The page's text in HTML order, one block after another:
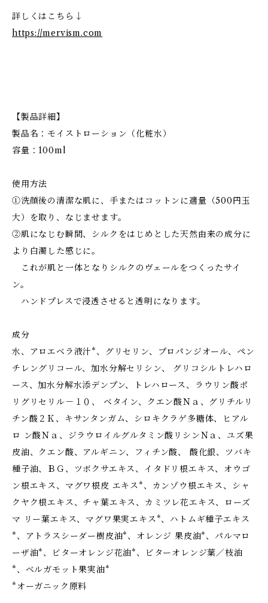
詳しくはこちら↓
https://mervism.com
【製品詳細】
製品名：モイストローション（化粧水）
容量：100ml
使用方法
①洗顔後の清潔な肌に、手またはコットンに適量（500円玉
大）を取り、なじませます。
②肌になじむ瞬間、シルクをはじめとした天然由来の成分に
より白濁した感じに。
これが肌と一体となりシルクのヴェールをつくったサイ
ン。
ハンドプレスで浸透させると透明になります。
成分
水、アロエベラ液汁*、グリセリン、プロパンジオール、ペン
チレングリコール、加水分解セリシン、 グリコシルトレハロ
ース、加水分解水添デンプン、トレハロース、ラウリン酸ポ
リグリセリル－１０、 ベタイン、クエン酸Ｎａ、グリチルリ
チン酸２Ｋ、キサンタンガム、シロキクラゲ多糖体、ヒアル
ロ ン酸Ｎａ、ジラウロイルグルタミン酸リシンＮａ、ユズ果
皮油、クエン酸、アルギニン、フィチン酸、 酸化銀、ツバキ
種子油、ＢＧ、ツボクサエキス、イタドリ根エキス、オウゴ
ン根エキス、マグワ根皮 エキス*、カンゾウ根エキス、シャ
クヤク根エキス、チャ葉エキス、カミツレ花エキス、ローズ
マ リー葉エキス、マグワ果実エキス*、ハトムギ種子エキス
*、アトラスシーダー樹皮油*、オレンジ 果皮油*、パルマロ
ーザ油*、ビターオレンジ花油*、ビターオレンジ葉／枝油
*、ベルガモット果実油*
*オーガニック原料